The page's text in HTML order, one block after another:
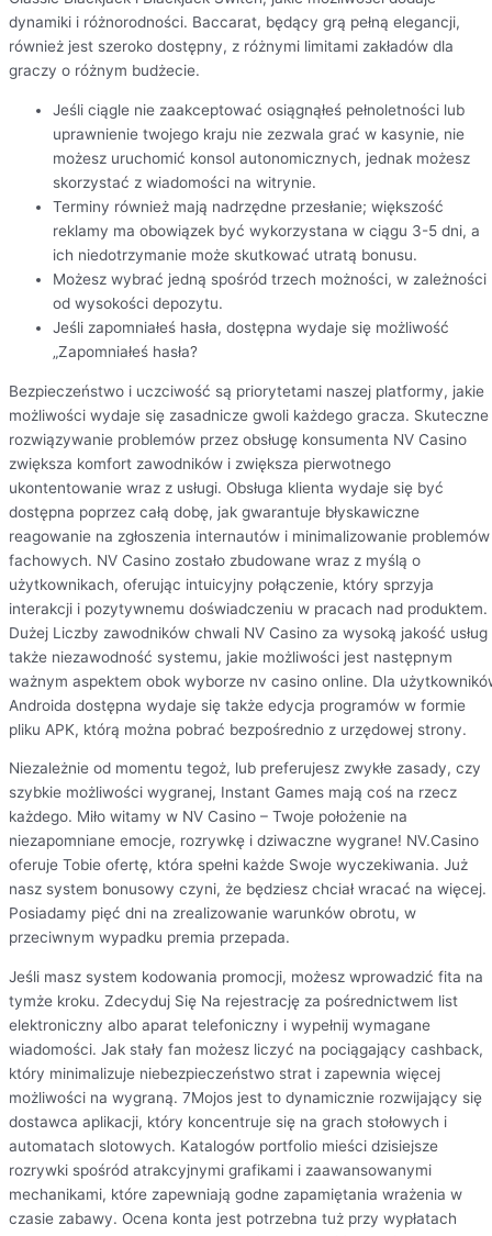
dynamiki i różnorodności. Baccarat, będący grą pełną elegancji,
również jest szeroko dostępny, z różnymi limitami zakładów dla
graczy o różnym budżecie.
Jeśli ciągle nie zaakceptować osiągnąłeś pełnoletności lub
uprawnienie twojego kraju nie zezwala grać w kasynie, nie
możesz uruchomić konsol autonomicznych, jednak możesz
skorzystać z wiadomości na witrynie.
Terminy również mają nadrzędne przesłanie; większość
reklamy ma obowiązek być wykorzystana w ciągu 3-5 dni, a
ich niedotrzymanie może skutkować utratą bonusu.
Możesz wybrać jedną spośród trzech możności, w zależności
od wysokości depozytu.
Jeśli zapomniałeś hasła, dostępna wydaje się możliwość
„Zapomniałeś hasła?
Bezpieczeństwo i uczciwość są priorytetami naszej platformy, jakie
możliwości wydaje się zasadnicze gwoli każdego gracza. Skuteczne
rozwiązywanie problemów przez obsługę konsumenta NV Casino
zwiększa komfort zawodników i zwiększa pierwotnego
ukontentowanie wraz z usługi. Obsługa klienta wydaje się być
dostępna poprzez całą dobę, jak gwarantuje błyskawiczne
reagowanie na zgłoszenia internautów i minimalizowanie problemów
fachowych. NV Casino zostało zbudowane wraz z myślą o
użytkownikach, oferując intuicyjny połączenie, który sprzyja
interakcji i pozytywnemu doświadczeniu w pracach nad produktem.
Dużej Liczby zawodników chwali NV Casino za wysoką jakość usług
także niezawodność systemu, jakie możliwości jest następnym
ważnym aspektem obok wyborze nv casino online. Dla
Androida dostępna wydaje się także edycja programów w formie
pliku APK, którą można pobrać bezpośrednio z urzędowej strony.
Niezależnie od momentu tegoż, lub preferujesz zwykłe zasady, czy
szybkie możliwości wygranej, Instant Games mają coś na rzecz
każdego. Miło witamy w NV Casino – Twoje położenie na
niezapomniane emocje, rozrywkę i dziwaczne wygrane! NV.Casino
oferuje Tobie ofertę, która spełni każde Swoje wyczekiwania. Już
nasz system bonusowy czyni, że będziesz chciał wracać na więcej.
Posiadamy pięć dni na zrealizowanie warunków obrotu, w
przeciwnym wypadku premia przepada.
Jeśli masz system kodowania promocji, możesz wprowadzić fita na
tymże kroku. Zdecyduj Się Na rejestrację za pośrednictwem list
elektroniczny albo aparat telefoniczny i wypełnij wymagane
wiadomości. Jak stały fan możesz liczyć na pociągający cashback,
który minimalizuje niebezpieczeństwo strat i zapewnia więcej
możliwości na wygraną. 7Mojos jest to dynamicznie rozwijający się
dostawca aplikacji, który koncentruje się na grach stołowych i
automatach slotowych. Katalogów portfolio mieści dzisiejsze
rozrywki spośród atrakcyjnymi grafikami i zaawansowanymi
mechanikami, które zapewniają godne zapamiętania wrażenia w
czasie zabawy. Ocena konta jest potrzebna tuż przy wypłatach